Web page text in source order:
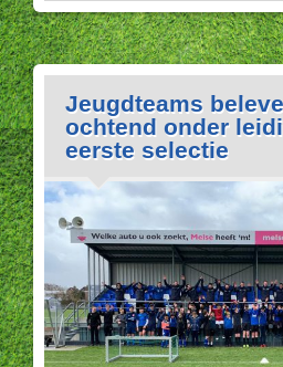
Jeugdteams
ochtend onder
eerste selectie